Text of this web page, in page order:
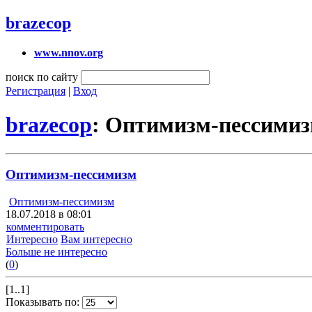
brazecop
www.nnov.org
поиск по сайту
Регистрация | Вход
brazecop: Оптимизм-
Оптимизм-пессимизм
Оптимизм-пессимизм
18.07.2018 в 08:01
комментировать
Интересно Вам интересно
Больше не интересно
(0)
[1..1]
Показывать по: